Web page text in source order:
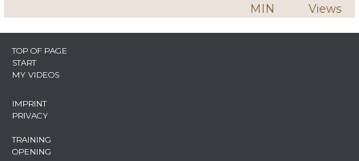
MIN
Views
TOP OF PAGE
START
MY VIDEOS
IMPRINT
PRIVACY
TRAINING
OPENING